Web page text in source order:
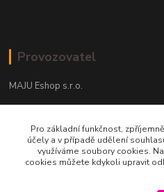
Provozovatel
MAJU Eshop s.r.o.
702 00 Ostrava
IČ: 09674799
Pro základní funkčnost,
účely a v případě udělení
využíváme soubory cookies.
cookies můžete kdykoli upravit